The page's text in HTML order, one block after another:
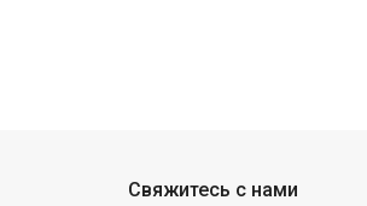
Свяжитесь с нами